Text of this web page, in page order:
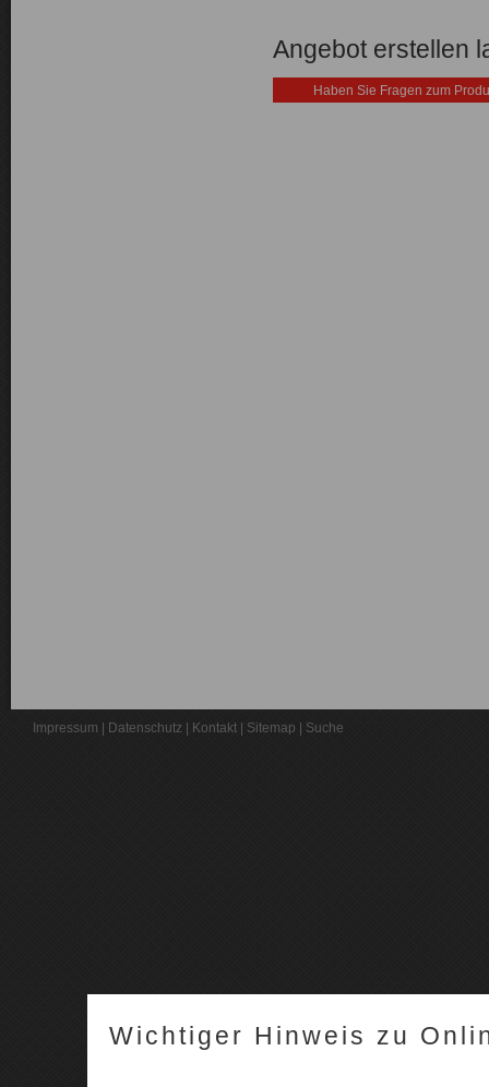
Angebot erstellen
Haben Sie Fragen zum
Impressum Datenschutz Kontakt Sitemap Suche
Wichtiger Hinweis zu